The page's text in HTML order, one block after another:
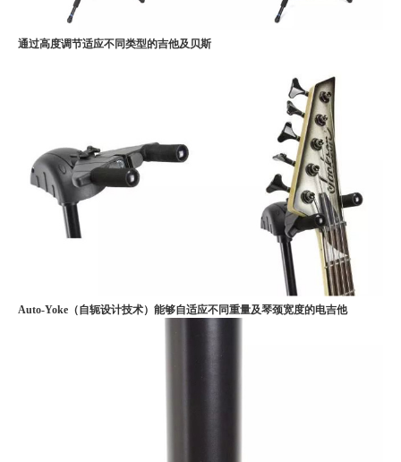
通过高度调节适应不同类型的吉他及贝斯
Auto-Yoke（自轭设计技术）能够自适应不同重量及琴颈宽度的电吉他